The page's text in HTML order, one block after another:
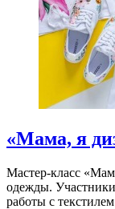
«Мама, я
Мастер-класс
одежды.
работы с